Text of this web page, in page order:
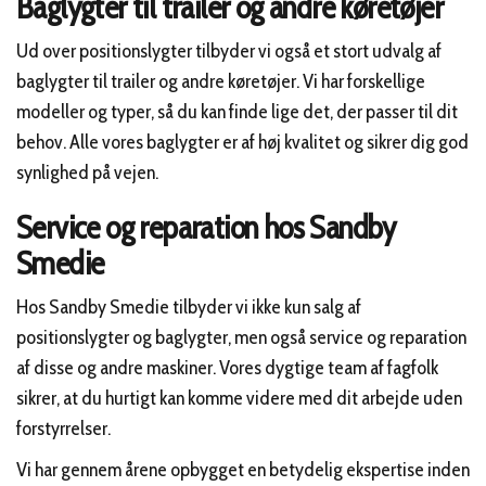
Ud over positionslygter tilbyder vi også et stort udvalg af
baglygter til trailer og andre køretøjer. Vi har forskellige
modeller og typer, så du kan finde lige det, der passer til dit
behov. Alle vores baglygter er af høj kvalitet og sikrer dig god
synlighed på vejen.
Service og reparation hos Sandby
Smedie
Hos Sandby Smedie tilbyder vi ikke kun salg af
positionslygter og baglygter, men også service og reparation
af disse og andre maskiner. Vores dygtige team af fagfolk
sikrer, at du hurtigt kan komme videre med dit arbejde uden
forstyrrelser.
Vi har gennem årene opbygget en betydelig ekspertise inden